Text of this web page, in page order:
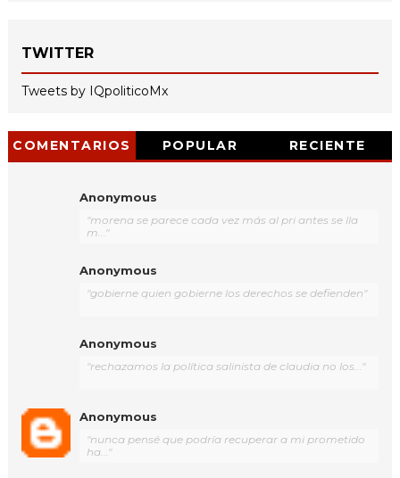
TWITTER
Tweets by IQpoliticoMx
COMENTARIOS POPULAR RECIENTE
Anonymous
"morena se parece cada vez más al pri antes se lla
m..."
Anonymous
"gobierne quien gobierne los derechos se defienden"
Anonymous
"rechazamos la política salinista de claudia no los..."
Anonymous
"nunca pensé que podría recuperar a mi prometido
ha..."